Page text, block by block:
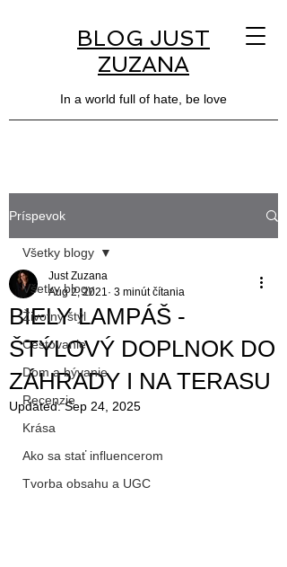
BLOG JUST
ZUZANA
In a world full of hate, be love
Príspevok
Všetky blogy
Životný štýl
Cestovanie
Dom a bývanie
Recenzie
Krása
Ako sa stať influencerom
Tvorba obsahu a UGC
Všetky blogy
BIELY LAMPÁŠ -
ŠTÝLOVÝ DOPLNOK DO
ZÁHRADY I NA TERASU
Just Zuzana
Aug 2, 2021 3 minút čítania
Updated:Sep 24, 2025